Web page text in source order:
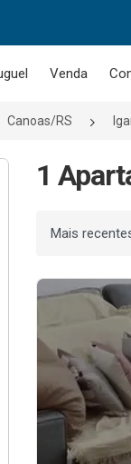
Venda
Canoas/RS
1
Ordenar por